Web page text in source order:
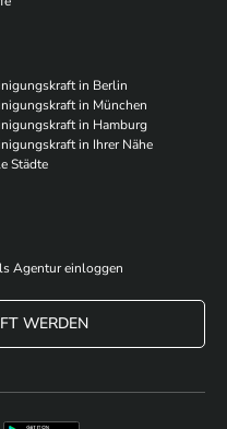
in Berlin
in München
in Hamburg
in Ihrer Nähe
Städte
Agentur einloggen
WERDEN